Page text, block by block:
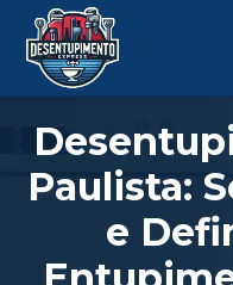
Paulista:
e